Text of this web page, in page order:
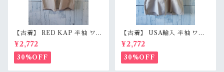
【古着】 RED KAP 半袖 ワー
クシャツ M〜L相当（身幅55c
m） 刺しゅう入り 企業ロゴ レ
ッドキャップ アジ感有 RankC
¥2,772
30%OFF
【古着】 USA輸入 半袖 ワー
クシャツ L（身幅59.5cm）
ベージュグレー スナップボタ
ン 薄手 アメカジ RankB
¥2,772
30%OFF